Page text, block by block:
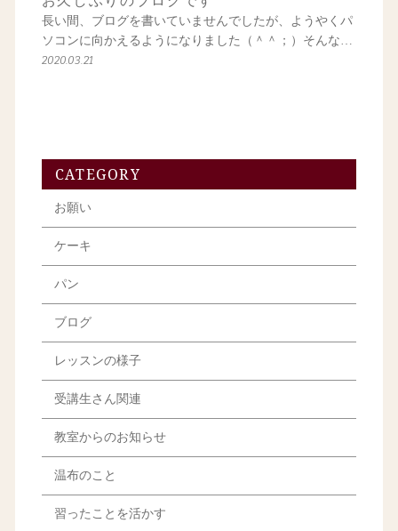
長い間、ブログを書いていませんでしたが、ようやくパ
ソコンに向かえるようになりました（＾＾；）そんな…
2020.03.21
CATEGORY
お願い
ケーキ
パン
ブログ
レッスンの様子
受講生さん関連
教室からのお知らせ
温布のこと
習ったことを活かす